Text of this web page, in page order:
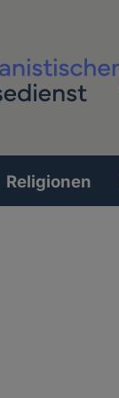
Religionen